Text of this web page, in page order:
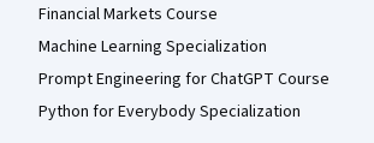
Financial Markets Course
Machine Learning Specialization
Prompt Engineering for ChatGPT Course
Python for Everybody Specialization